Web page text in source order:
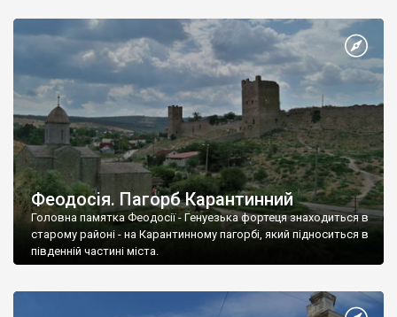
Феодосія. Пагорб Карантинний
Головна памятка Феодосії - Генуезька фортеця знаходиться в
старому районі - на Карантинному пагорбі, який підноситься в
південній частині міста.